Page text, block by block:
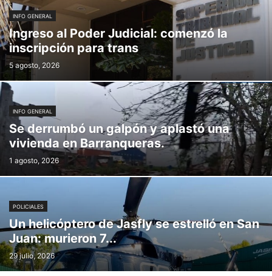
INFO GENERAL
Ingreso al Poder Judicial: comenzó la
inscripción para trans
5 agosto, 2026
INFO GENERAL
Se derrumbó un galpón y aplastó una
vivienda en Barranqueras.
1 agosto, 2026
POLICIALES
Un helicóptero de Jasfly se estrelló en San
Juan: murieron 7...
29 julio, 2026